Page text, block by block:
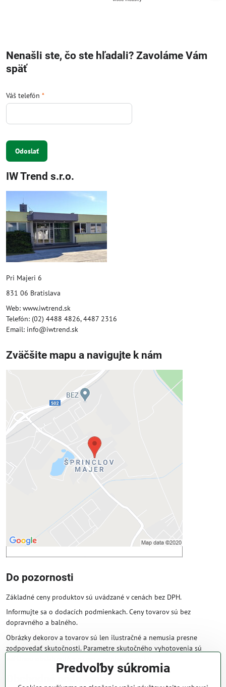
Nenašli ste, čo ste hľadali? Zavoláme Vám
späť
Váš telefón *
Odoslať
IW Trend s.r.o.
Pri Majeri 6
831 06 Bratislava
Web: www.iwtrend.sk
Telefón: (02) 4488 4826, 4487 2316
Email: info@iwtrend.sk
Zväčšite mapu a navigujte k nám
Externý obsah je blokovaný
Prajete si načítať externý obsah?
Povoliť tentokrát
Povoliť a zapamätať - súhlas s druhom
cookie: Funkčné
Otvoriť obsah v novom okne
Do pozornosti
Základné ceny produktov sú uvádzané v cenách bez DPH.
Informujte sa o dodacích podmienkach. Ceny tovarov sú bez
dopravného a balného.
Obrázky dekorov a tovarov sú len ilustračné a nemusia presne
zodpovedať skutočnosti. Parametre skutočného vyhotovenia sú
Obchodné podmienky
Predvoľby súkromia